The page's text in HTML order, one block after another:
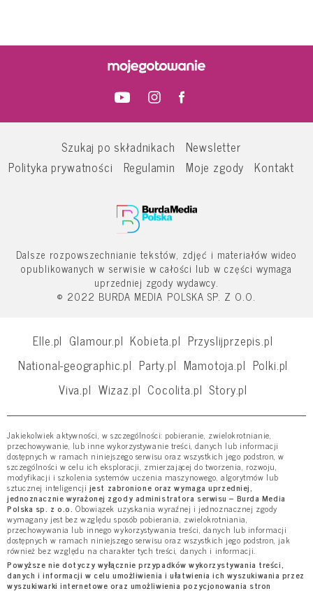
Szukaj po składnikach
Newsletter
Polityka prywatności
Regulamin Moje zgody Kontakt
Dalsze rozpowszechnianie tekstów, zdjęć i materiałów wideo
opublikowanych w serwisie w całości lub w części wymaga
uprzedniej zgody wydawcy.
© 2022 BURDA MEDIA POLSKA SP. Z O.O.
Elle.pl Glamour.pl Kobieta.pl Przyslijprzepis.pl
National-geographic.pl Party.pl Mamotoja.pl Polki.pl
Viva.pl Wizaz.pl Cocolita.pl Story.pl
Jakiekolwiek aktywności, w szczególności: pobieranie, zwielokrotnianie,
przechowywanie, lub inne wykorzystywanie treści, danych lub informacji
dostępnych w ramach niniejszego serwisu oraz wszystkich jego podstron, w
szczególności w celu ich eksploracji, zmierzającej do tworzenia, rozwoju,
modyfikacji i szkolenia systemów uczenia maszynowego, algorytmów lub
sztucznej inteligencji jest zabronione oraz wymaga uprzedniej,
jednoznacznie wyrażonej zgody administratora serwisu – Burda Media
Polska sp. z o.o. Obowiązek uzyskania wyraźnej i jednoznacznej zgody
wymagany jest bez względu sposób pobierania, zwielokrotniania,
przechowywania lub innego wykorzystywania treści, danych lub informacji
dostępnych w ramach niniejszego serwisu oraz wszystkich jego podstron, jak
również bez względu na charakter tych treści, danych i informacji.
Powyższe nie dotyczy wyłącznie przypadków wykorzystywania treści,
danych i informacji w celu umożliwienia i ułatwienia ich wyszukiwania przez
wyszukiwarki internetowe oraz umożliwienia pozycjonowania stron